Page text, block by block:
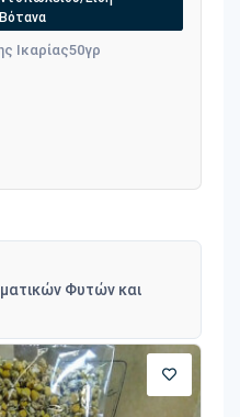
Ικαρίας50γρ
Φυτών και